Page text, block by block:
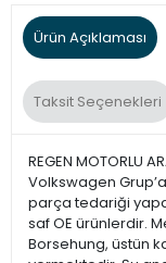
Ürün Açıklaması
Taksit Seçenekleri
REGEN MOTORLU
Volkswagen
parça tedariği
saf OE ürünlerdir.
Borsehung, üstün